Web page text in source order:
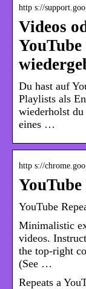
http s://
Videos
Du hast auf
Playlists als
wiederholst
eines …
http s://
YouTube
YouTube
Minimalistic
videos.
the top-right
(See …
Repeats a